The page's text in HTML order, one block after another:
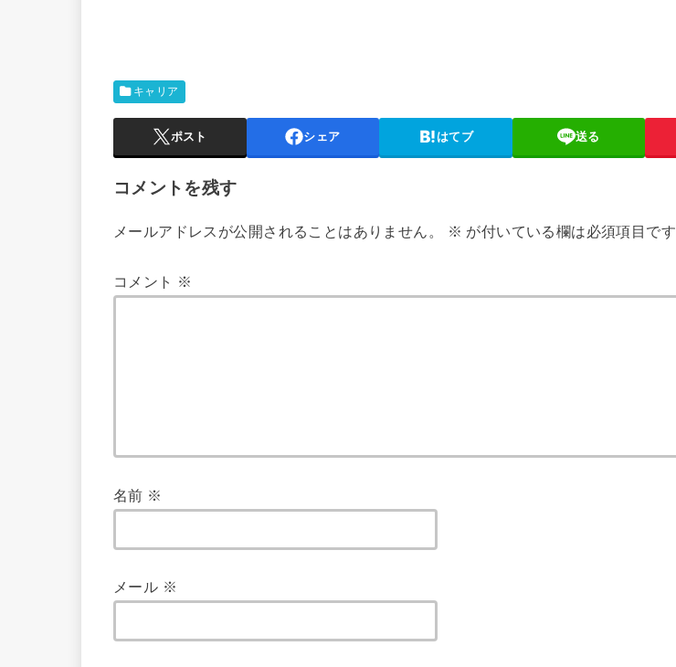
キャリア
ポスト シェア はてブ 送る
コメントを残す
メールアドレスが公開されることはありません。 ※ が付いている欄は必須項目です
コメント ※
名前 ※
メール ※